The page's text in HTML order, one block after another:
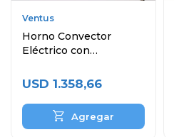
Ventus
Horno Convector
Eléctrico con
60x40 cm
USD 1.358,66